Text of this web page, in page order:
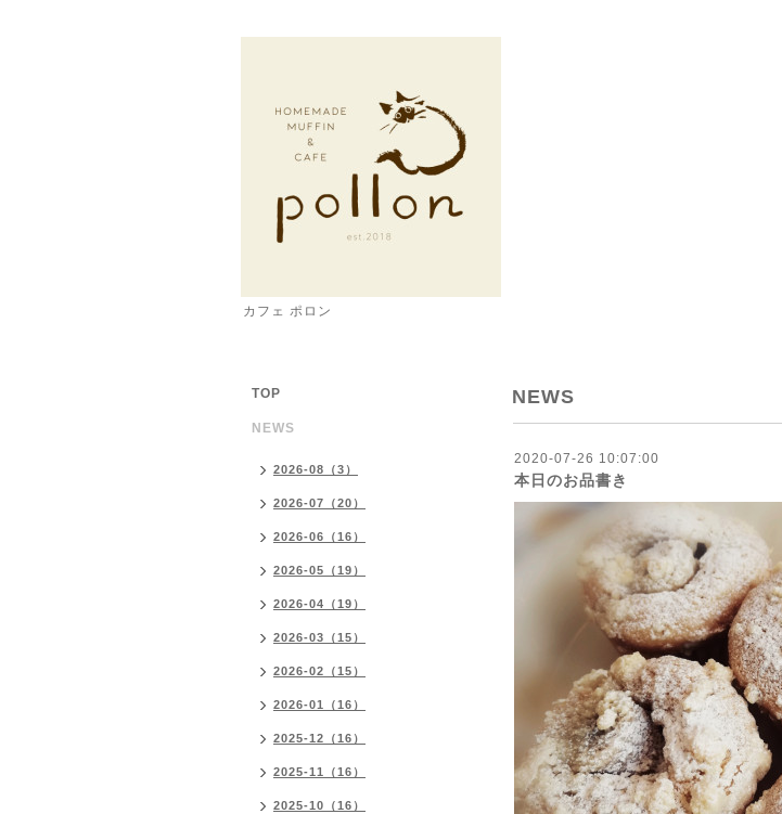
カフェ ポロン
NEWS
2020-07-26 10:07:00
本日のお品書き
TOP
NEWS
2026-08（3）
2026-07（20）
2026-06（16）
2026-05（19）
2026-04（19）
2026-03（15）
2026-02（15）
2026-01（16）
2025-12（16）
2025-11（16）
2025-10（16）